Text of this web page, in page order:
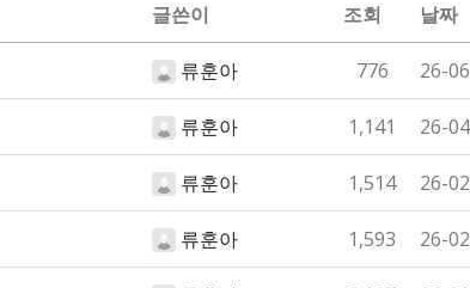
글쓴이 조회 날짜
류훈아 776 26-
류훈아 1,141 26-
류훈아 1,514 26-
류훈아 1,593 26-